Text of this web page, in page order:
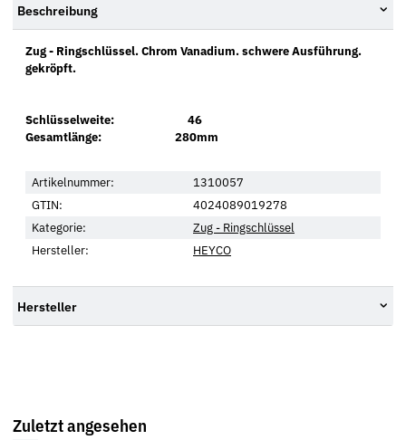
Beschreibung
Zug - Ringschlüssel. Chrom Vanadium. schwere Ausführung.
gekröpft.
Schlüsselweite: 46
Gesamtlänge: 280mm
Artikelnummer:
1310057
GTIN:
4024089019278
Kategorie:
Zug - Ringschlüssel
Hersteller:
HEYCO
Hersteller
Zuletzt angesehen